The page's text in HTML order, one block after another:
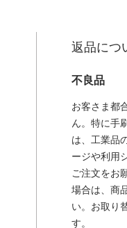
返品につ
不良品
お客さま都
ん。特に手
は、工業品
ージや利用
ご注文をお
場合は、商
い。お取り
す。